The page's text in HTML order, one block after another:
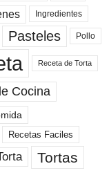
Ingredientes
Pasteles Pollo
Receta de Torta
Cocina
Recetas Faciles
Tortas